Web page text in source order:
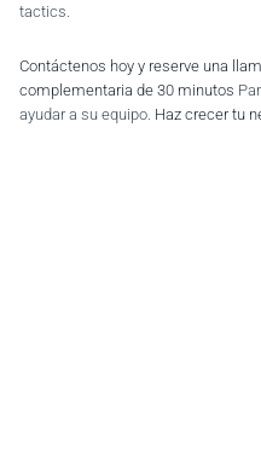
tactics.
Contáctenos hoy y reserve una
complementaria de 30 minutos
ayudar a su equipo. Haz crecer tu